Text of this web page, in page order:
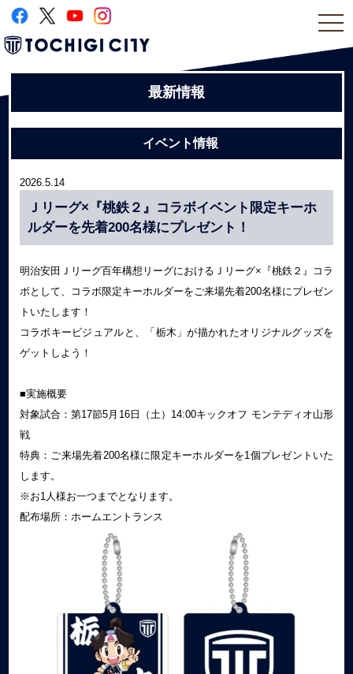
最新情報
イベント情報
2026.5.14
Ｊリーグ×『桃鉄２』コラボイベント限定キーホ
ルダーを先着200名様にプレゼント！
明治安田Ｊリーグ百年構想リーグにおけるＪリーグ×『桃鉄２』コラ
ボとして、コラボ限定キーホルダーをご来場先着200名様にプレゼン
トいたします！
コラボキービジュアルと、「栃木」が描かれたオリジナルグッズを
ゲットしよう！
■実施概要
対象試合：第17節5月16日（土）14:00キックオフ モンテディオ山形
戦
特典：ご来場先着200名様に限定キーホルダーを1個プレゼントいた
します。
※お1人様お一つまでとなります。
配布場所：ホームエントランス